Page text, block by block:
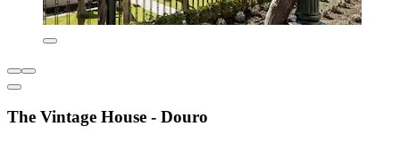
The Vintage House - Douro